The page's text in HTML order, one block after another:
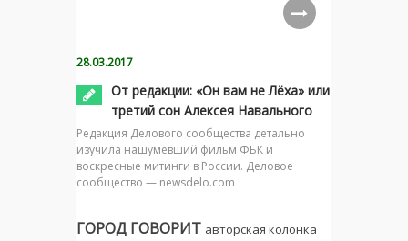
28.03.2017
От редакции: «Он вам не Лёха» или
третий сон Алексея Навального
Редакция Делового сообщества детально
изучила нашумевший фильм ФБК и
воскресные митинги в России. Деловое
сообщество — newsdelo.com
ГОРОД ГОВОРИТ авторская колонка